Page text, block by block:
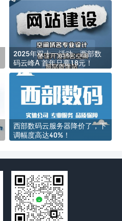
2025年双十一活动，西部数
码云峰A 首年只要18元！
西部数码云服务器降价了，下
调幅度高达40%！